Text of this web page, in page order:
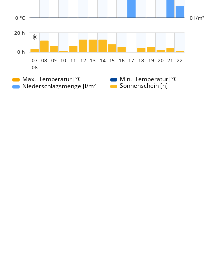
0 °C 0 l/m²

0 h
20 h
07
07
08
08 09 10 11 12 13 14 15 16 17 18 19 20 21 22
Max. Temperatur [°C]
Min. Temperatur [°C]
Niederschlagsmenge [l/m²]
Sonnenschein [h]